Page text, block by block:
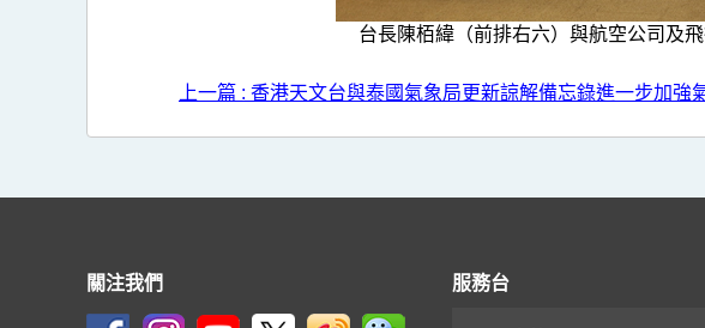
台長陳栢緯（前排右六）與航空公司及
上一篇 : 香港天文台與泰國氣象局更新諒解備忘錄進一步加強
關注我們 服務台